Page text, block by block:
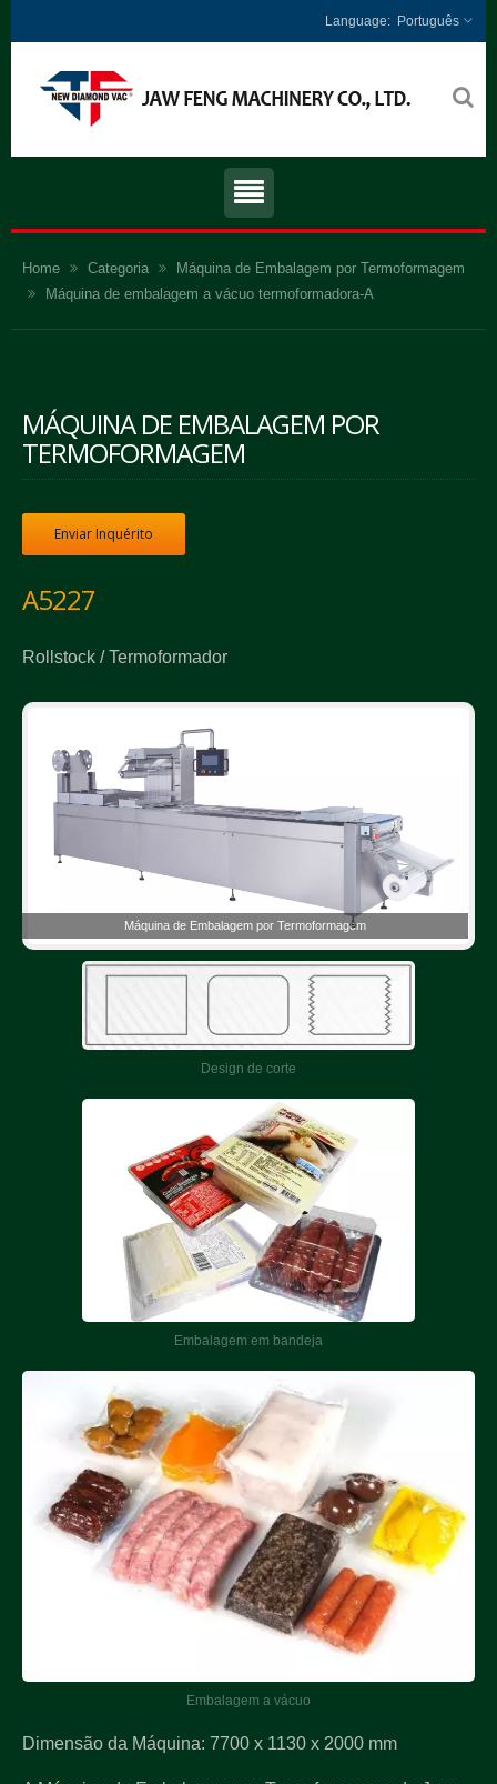
Português
Home Categoria
Máquina de Embalagem por Termoformagem
Máquina de embalagem a vácuo termoformadora-A
MÁQUINA DE EMBALAGEM POR
TERMOFORMAGEM
Enviar Inquérito
A5227
Rollstock / Termoformador
Máquina de Embalagem por Termoformagem
Design de corte
Embalagem em bandeja
Embalagem a vácuo
Dimensão da Máquina: 7700 x 1130 x 2000 mm